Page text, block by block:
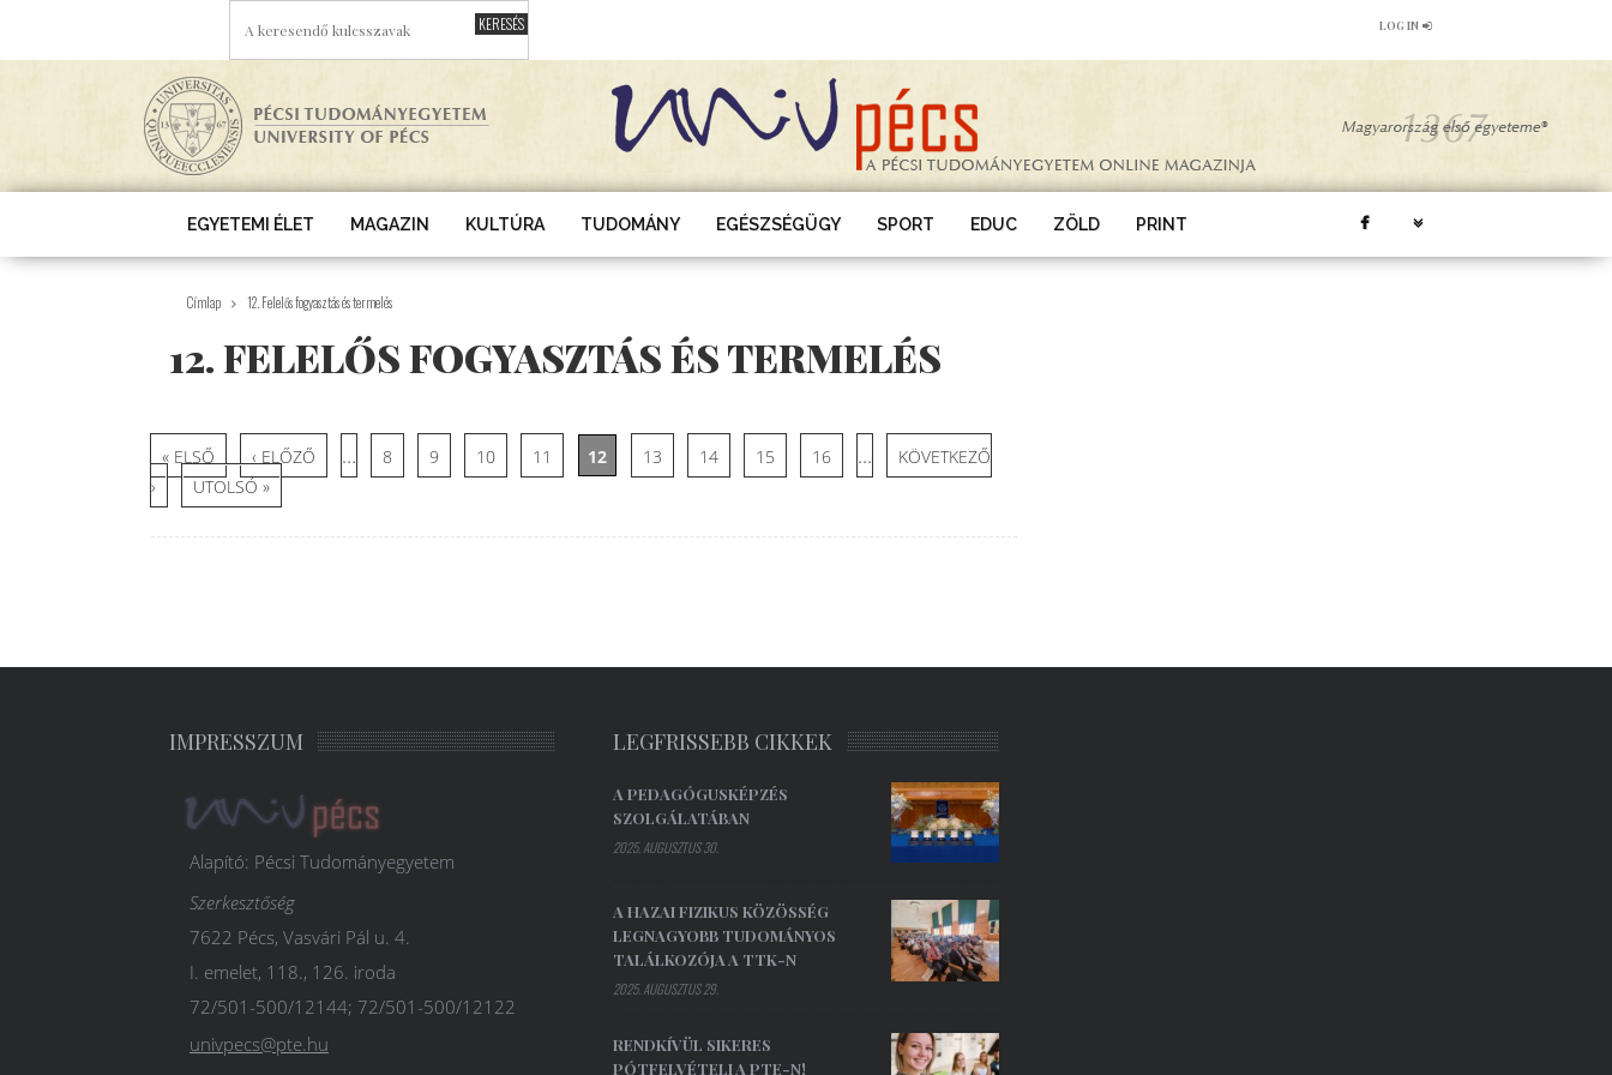
LOG IN
EGYETEMI ÉLET MAGAZIN KULTÚRA TUDOMÁNY EGÉSZSÉGÜGY SPORT EDUC ZÖLD PRINT
Címlap 12. Felelős fogyasztás és termelés
12. FELELŐS FOGYASZTÁS ÉS TERMELÉS
Oldalak
« ELSŐ ‹ ELŐZŐ … 8 9 10 11 12 13 14 15 16 …
KÖVETKEZŐ
›
UTOLSÓ »
IMPRESSZUM
Alapító: Pécsi Tudományegyetem
Szerkesztőség
7622 Pécs, Vasvári Pál u. 4.
I. emelet, 118., 126. iroda
72/501-500/12144; 72/501-500/12122
univpecs@pte.hu
LEGFRISSEBB CIKKEK
A PEDAGÓGUSKÉPZÉS
SZOLGÁLATÁBAN
2025. AUGUSZTUS 30.
A HAZAI FIZIKUS KÖZÖSSÉG
LEGNAGYOBB TUDOMÁNYOS
TALÁLKOZÓJA A TTK-N
2025. AUGUSZTUS 29.
RENDKÍVÜL SIKERES
PÓTFELVÉTELI A PTE-N!